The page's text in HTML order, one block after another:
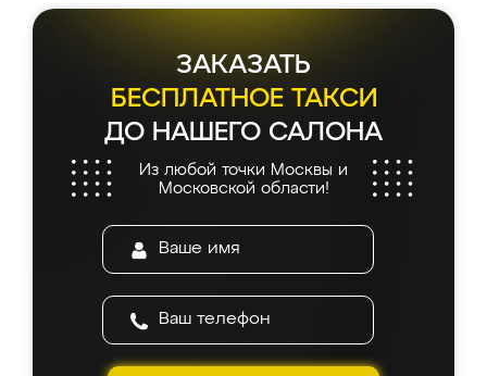
ЗАКАЗАТЬ
БЕСПЛАТНОЕ ТАКСИ
ДО НАШЕГО САЛОНА
Из любой точки Москвы и
Московской области!